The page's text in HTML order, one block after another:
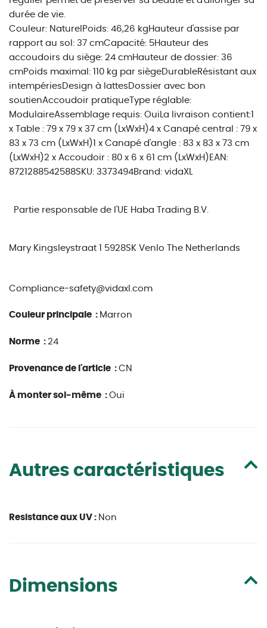
durée de vie.
Couleur: NaturelPoids: 46,26 kgHauteur d'assise par
rapport au sol: 37 cmCapacité: 5Hauteur des
accoudoirs du siège: 24 cmHauteur de dossier: 36
cmPoids maximal: 110 kg par siègeDurableRésistant aux
intempériesDesign à lattesDossier avec bon
soutienAccoudoir pratiqueType réglable:
ModulaireAssemblage requis: OuiLa livraison contient:1
x Table : 79 x 79 x 37 cm (LxWxH)4 x Canapé central : 79 x
83 x 73 cm (LxWxH)1 x Canapé d'angle : 83 x 83 x 73 cm
(LxWxH)2 x Accoudoir : 80 x 6 x 61 cm (LxWxH)EAN:
8721288542588SKU: 3373494Brand: vidaXL
Partie responsable de l'UE Haba Trading B.V.
Mary Kingsleystraat 1 5928SK Venlo The Netherlands
Compliance-safety@vidaxl.com
Couleur principale : Marron
Norme : 24
Provenance de l'article : CN
À monter soi-même : Oui
Autres caractéristiques
Resistance aux UV : Non
Dimensions